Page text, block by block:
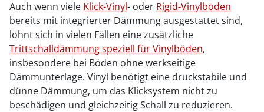
Auch wenn viele Klick-Vinyl- oder Rigid-Vinylböden
bereits mit integrierter Dämmung ausgestattet sind,
lohnt sich in vielen Fällen eine zusätzliche
Trittschalldämmung speziell für Vinylböden,
insbesondere bei Böden ohne werkseitige
Dämmunterlage. Vinyl benötigt eine druckstabile und
dünne Dämmung, um das Klicksystem nicht zu
beschädigen und gleichzeitig Schall zu reduzieren.